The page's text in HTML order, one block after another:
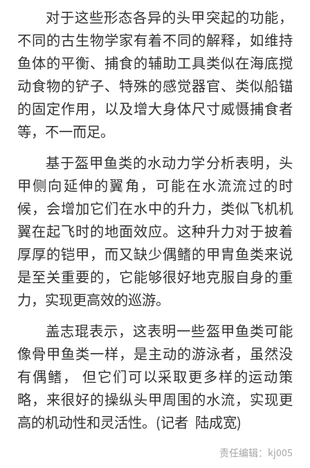
对于这些形态各异的头甲突起的功能，
不同的古生物学家有着不同的解释，如维持
鱼体的平衡、捕食的辅助工具类似在海底搅
动食物的铲子、特殊的感觉器官、类似船锚
的固定作用，以及增大身体尺寸威慑捕食者
等，不一而足。
基于盔甲鱼类的水动力学分析表明，头
甲侧向延伸的翼角，可能在水流流过的时
候，会增加它们在水中的升力，类似飞机机
翼在起飞时的地面效应。这种升力对于披着
厚厚的铠甲，而又缺少偶鳍的甲胄鱼类来说
是至关重要的，它能够很好地克服自身的重
力，实现更高效的巡游。
盖志琨表示，这表明一些盔甲鱼类可能
像骨甲鱼类一样，是主动的游泳者，虽然没
有偶鳍， 但它们可以采取更多样的运动策
略，来很好的操纵头甲周围的水流，实现更
高的机动性和灵活性。(记者 陆成宽)
责任编辑：kj005